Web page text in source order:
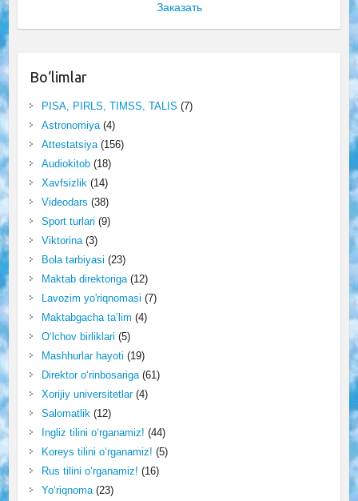
Заказать
Bo‘limlar
PISA, PIRLS, TIMSS, TALIS (7)
Astronomiya(4)
Attestatsiya(156)
Audiokitob(18)
Xavfsizlik(14)
Videodars (38)
Sport turlari (9)
Viktorina(3)
Bola tarbiyasi (23)
Maktab direktoriga(12)
Lavozim yo'riqnomasi (7)
Maktabgacha ta’lim (4)
O‘lchov birliklari (5)
Mashhurlar hayoti (19)
Direktor o‘rinbosariga(61)
Xorijiy universitetlar(4)
Salomatlik(12)
Ingliz tilini o‘rganamiz! (44)
Koreys tilini o‘rganamiz! (5)
Rus tilini o‘rganamiz! (16)
Yo‘riqnoma(23)